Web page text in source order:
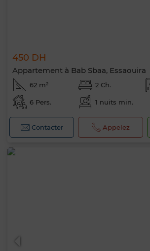
450 DH
Appartement à Bab Sbaa, Essaouira
62 m² 2 Ch.
6 Pers. 1 nuits min.
Contacter Appelez